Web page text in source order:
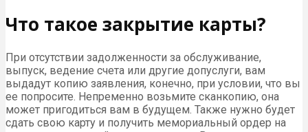
Что такое закрытие карты?
При отсутствии задолженности за обслуживание,
выпуск, ведение счета или другие допуслуги, вам
выдадут копию заявления, конечно, при условии, что вы
ее попросите. Непременно возьмите сканкопию, она
может пригодиться вам в будущем. Также нужно будет
сдать свою карту и получить мемориальный ордер на